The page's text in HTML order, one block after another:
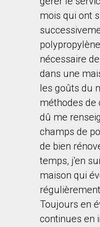
mois qui ont
nécessaire
dans une
les goûts du
méthodes de
dû me
champs de
de bien
temps, j'en
maison qui
Toujours en
continues en